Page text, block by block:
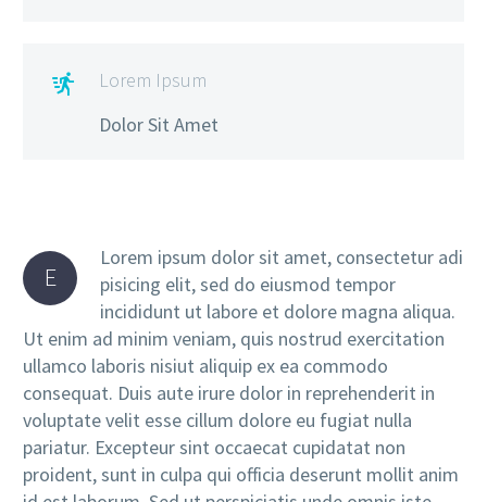

Lorem Ipsum
Dolor Sit Amet
E
Lorem ipsum dolor sit amet, consectetur adi
pisicing elit, sed do eiusmod tempor
incididunt ut labore et dolore magna aliqua.
Ut enim ad minim veniam, quis nostrud exercitation
ullamco laboris nisiut aliquip ex ea commodo
consequat. Duis aute irure dolor in reprehenderit in
voluptate velit esse cillum dolore eu fugiat nulla
pariatur. Excepteur sint occaecat cupidatat non
proident, sunt in culpa qui officia deserunt mollit anim